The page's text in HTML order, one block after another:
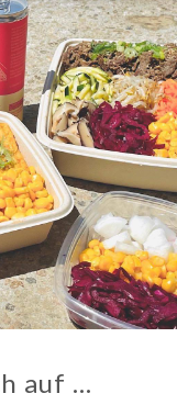
auf …